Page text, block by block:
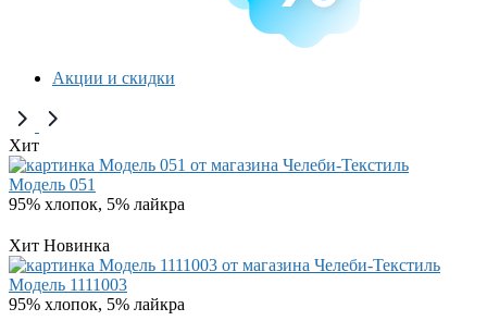
Акции и скидки
Хит
Модель 051
95% хлопок, 5% лайкра
Хит Новинка
Модель 1111003
95% хлопок, 5% лайкра